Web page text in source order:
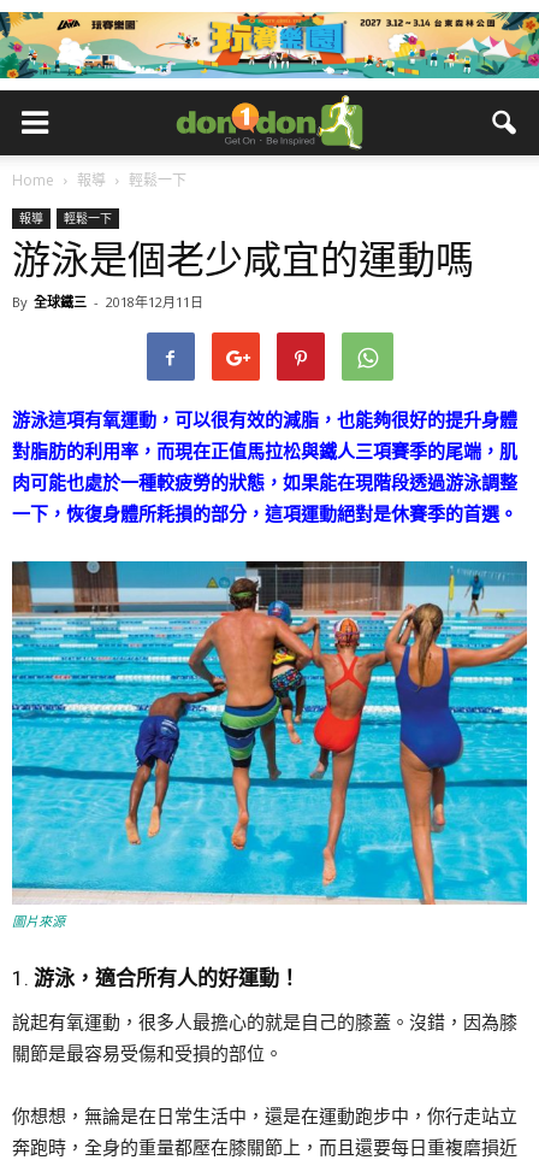
Home 報導 輕鬆一下
報導 輕鬆一下
游泳是個老少咸宜的運動嗎
By 全球鐵三 - 2018年12月11日
游泳這項有氧運動，可以很有效的減脂，也能夠很好的提升身體
對脂肪的利用率，而現在正值馬拉松與鐵人三項賽季的尾端，肌
肉可能也處於一種較疲勞的狀態，如果能在現階段透過游泳調整
一下，恢復身體所耗損的部分，這項運動絕對是休賽季的首選。
圖片來源
1. 游泳，適合所有人的好運動！
說起有氧運動，很多人最擔心的就是自己的膝蓋。沒錯，因為膝
關節是最容易受傷和受損的部位。
你想想，無論是在日常生活中，還是在運動跑步中，你行走站立
奔跑時，全身的重量都壓在膝關節上，而且還要每日重複磨損近